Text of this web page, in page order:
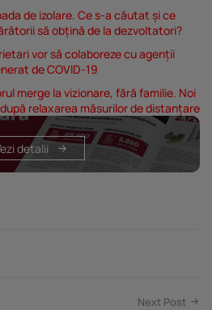
de izolare. Ce s-a căutat și ce
să obțină de la dezvoltatori?
vor să colaboreze cu agenții
de COVID-19
merge la vizionare, fără familie. Noi
relaxarea măsurilor de distanțare
detalii
Next Post